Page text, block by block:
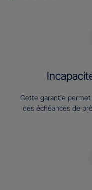
Cette garantie
des échéances de